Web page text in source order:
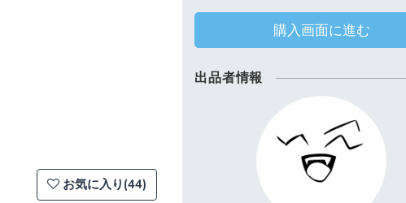
お気に入り(44)
購入画面に進む
出品者情報